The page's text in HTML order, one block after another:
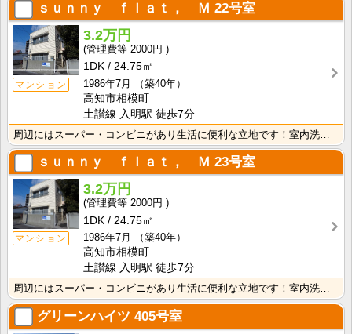
ｓｕｎｎｙ ｆｌａｔ， Ｍ 22号室
マンション
3.2万円
2000円
1DK
24.75㎡
1986年7月
（築40年）
高知市相模町
土讃線 入明駅 徒歩7分
ｓｕｎｎｙ ｆｌａｔ， Ｍ 23号室
マンション
3.2万円
2000円
1DK
24.75㎡
1986年7月
（築40年）
高知市相模町
土讃線 入明駅 徒歩7分
グリーンハイツ 405号室